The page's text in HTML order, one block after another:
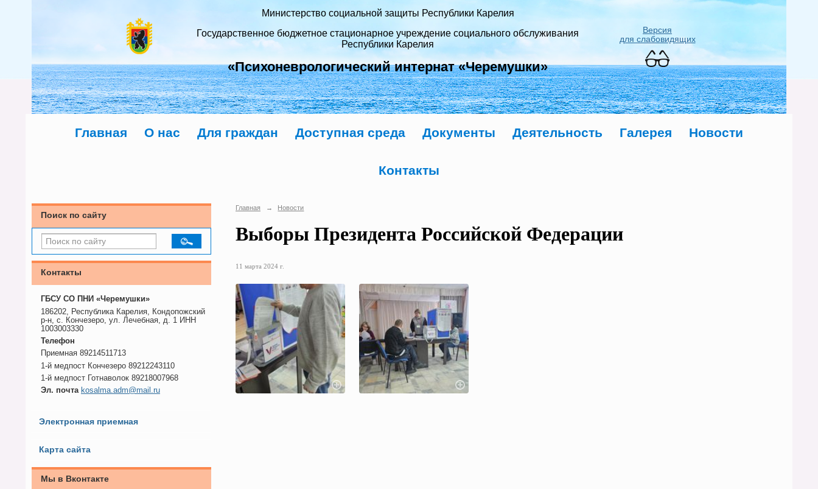
Министерство социальной защиты Республики Карелия
Государственное бюджетное стационарное учреждение социального обслуживания
Республики Карелия
«Психоневрологический интернат «Черемушки»
Версия
для слабовидящих
Главная О нас Для граждан Доступная среда Документы Деятельность Галерея Новости
Контакты
Поиск по сайту
Контакты
ГБСУ СО ПНИ «Черемушки»
186202, Республика Карелия, Кондопожский
р-н, с. Кончезеро, ул. Лечебная, д. 1 ИНН
1003003330
Телефон
Приемная 89214511713
1-й медпост Кончезеро 89212243110
1-й медпост Готнаволок 89218007968
Эл. почта kosalma.adm@mail.ru
Электронная приемная
Карта сайта
Мы в Вконтакте
Главная → Новости
Выборы Президента Российской Федерации
11 марта 2024 г.